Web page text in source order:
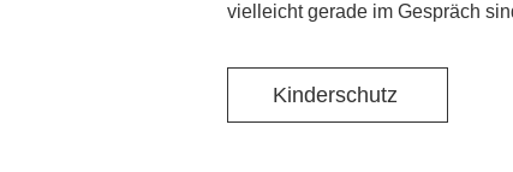
vielleicht gerade im Gespräch
Kinderschutz